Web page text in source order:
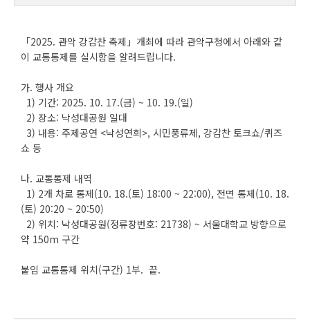
「2025. 관악 강감찬 축제」개최에 따라 관악구청에서 아래와 같
이 교통통제를 실시함을 알려드립니다.
가. 행사 개요
1) 기간: 2025. 10. 17.(금) ~ 10. 19.(일)
2) 장소: 낙성대공원 일대
3) 내용: 주제공연 <낙성연희>, 시민풍류제, 강감찬 토크쇼/퀴즈
쇼 등
나. 교통통제 내역
1) 2개 차로 통제(10. 18.(토) 18:00 ~ 22:00), 전면 통제(10. 18.
(토) 20:20 ~ 20:50)
2) 위치: 낙성대공원(정류장번호: 21738) ~ 서울대학교 방향으로
약 150m 구간
붙임 교통통제 위치(구간) 1부. 끝.